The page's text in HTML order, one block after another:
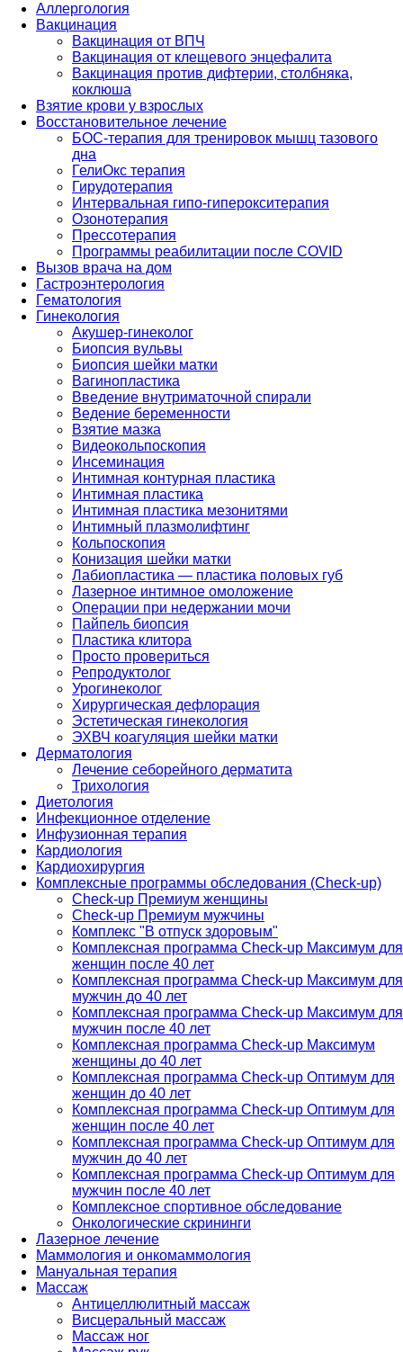
Аллергология
Вакцинация
Вакцинация от ВПЧ
Вакцинация от клещевого энцефалита
Вакцинация против дифтерии, столбняка,
коклюша
Взятие крови у взрослых
Восстановительное лечение
БОС-терапия для тренировок мышц тазового
дна
ГелиОкс терапия
Гирудотерапия
Интервальная гипо-гиперокситерапия
Озонотерапия
Прессотерапия
Программы реабилитации после СOVID
Вызов врача на дом
Гастроэнтерология
Гематология
Гинекология
Акушер-гинеколог
Биопсия вульвы
Биопсия шейки матки
Вагинопластика
Введение внутриматочной спирали
Ведение беременности
Взятие мазка
Видеокольпоскопия
Инсеминация
Интимная контурная пластика
Интимная пластика
Интимная пластика мезонитями
Интимный плазмолифтинг
Кольпоскопия
Конизация шейки матки
Лабиопластика — пластика половых губ
Лазерное интимное омоложение
Операции при недержании мочи
Пайпель биопсия
Пластика клитора
Просто провериться
Репродуктолог
Урогинеколог
Хирургическая дефлорация
Эстетическая гинекология
ЭХВЧ коагуляция шейки матки
Дерматология
Лечение себорейного дерматита
Трихология
Диетология
Инфекционное отделение
Инфузионная терапия
Кардиология
Кардиохирургия
Комплексные программы обследования (Check-up)
Check-up Премиум женщины
Check-up Премиум мужчины
Комплекс "В отпуск здоровым"
Комплексная программа Check-up Максимум для
женщин после 40 лет
Комплексная программа Check-up Максимум для
мужчин до 40 лет
Комплексная программа Check-up Максимум для
мужчин после 40 лет
Комплексная программа Check-up Максимум
женщины до 40 лет
Комплексная программа Check-up Оптимум для
женщин до 40 лет
Комплексная программа Check-up Оптимум для
женщин после 40 лет
Комплексная программа Check-up Оптимум для
мужчин до 40 лет
Комплексная программа Check-up Оптимум для
мужчин после 40 лет
Комплексное спортивное обследование
Онкологические скрининги
Лазерное лечение
Маммология и онкомаммология
Мануальная терапия
Массаж
Антицеллюлитный массаж
Висцеральный массаж
Массаж ног